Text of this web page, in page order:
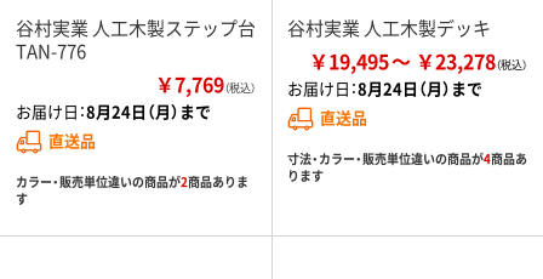
谷村実業 人工木製ステップ台
TAN-776
￥7,769（税込）
お届け日：8月24日（月）まで
直送品
カラー・販売単位違いの商品が2商品ありま
す
谷村実業 人工木製デッキ
￥19,495 ￥23,278
お届け日：8月24日（月）まで
直送品
寸法・カラー・販売単位違いの商品が4商品あ
ります